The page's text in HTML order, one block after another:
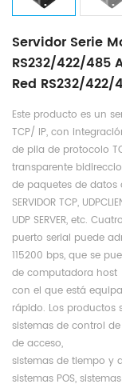
Servidor Serie
RS232/422/485
Red RS232/
Este producto es un
TCP/ IP, con
de pila de protocolo
transparente
de paquetes de datos
SERVIDOR TCP,
UDP SERVER, etc.
puerto serial puede
115200 bps, que se
de computadora host
con el que está
rápido. Los productos
sistemas de control
de acceso,
sistemas de tiempo y
sistemas POS,